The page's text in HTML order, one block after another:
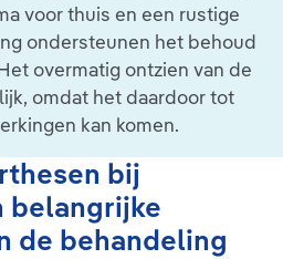
voor thuis en een rustige
ondersteunen het behoud
overmatig ontzien van de
omdat het daardoor tot
kan komen.
bij
belangrijke
de behandeling